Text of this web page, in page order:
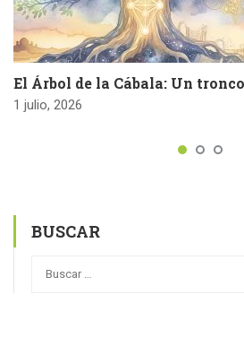
El Árbol de la Cábala: Un
1 julio, 2026
BUSCAR